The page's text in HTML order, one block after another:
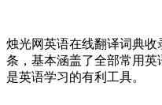
烛光网英语在线翻译词典收
条，基本涵盖了全部常用英
是英语学习的有利工具。